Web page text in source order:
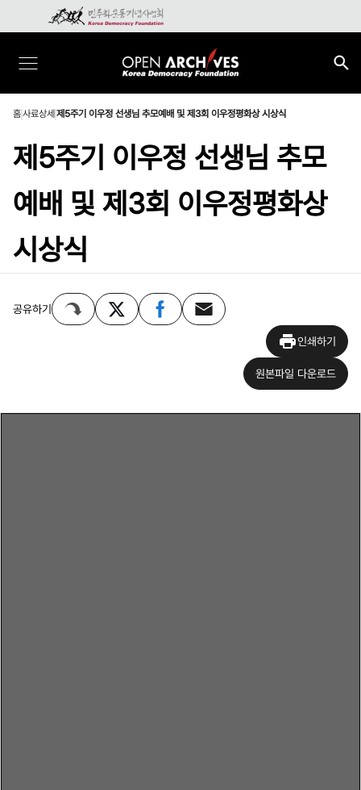
홈사료상세 제5주기 이우정 선생님 추모예배 및 제3회 이우정평화상 시상식
제5주기 이우정 선생님 추모
예배 및 제3회 이우정평화상
시상식
공유하기
인쇄하기
원본파일 다운로드